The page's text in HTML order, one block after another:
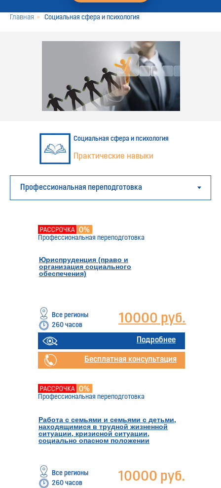
Главная » Социальная сфера и психология
Социальная сфера и психология
Практические навыки
Юриспруденция (право и
организация социального
обеспечения)
Профессиональная переподготовка
260 часов 10000 руб.
Отправить заявку
Все регионы
Подробнее
Бесплатная консультация
Профессиональная переподготовка
260 часов 10000 руб.
Все регионы
Работа с семьями и семьями с детьми,
находящимися в трудной жизненной
ситуации, кризисной ситуации,
социально опасном положении